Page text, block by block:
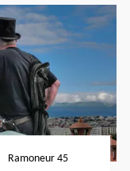
Ramoneur 45